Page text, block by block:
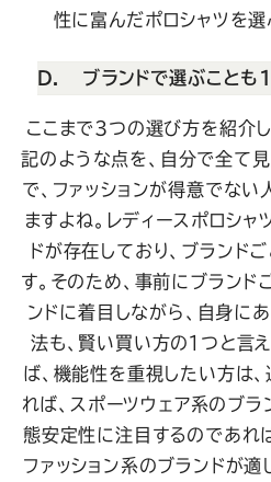
性に富んだポロシャツを選
D. ブランドで選ぶことも
ここまで3つの選び方を紹介
記のような点を、自分で全て
で、ファッションが得意でない
ますよね。レディースポロシャ
ドが存在しており、ブランド
す。そのため、事前にブランド
ンドに着目しながら、自身に
法も、賢い買い方の１つと言
ば、機能性を重視したい方は
れば、スポーツウェア系のブ
態安定性に注目するのであれ
ファッション系のブランドが適